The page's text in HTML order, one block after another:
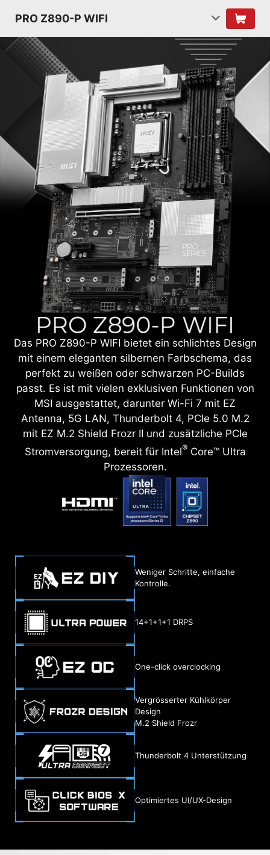
PRO Z890-P WIFI
Das PRO Z890-P WIFI bietet ein schlichtes Design
mit einem eleganten silbernen Farbschema, das
perfekt zu weißen oder schwarzen PC-Builds
passt. Es ist mit vielen exklusiven Funktionen von
MSI ausgestattet, darunter Wi-Fi 7 mit EZ
Antenna, 5G LAN, Thunderbolt 4, PCIe 5.0 M.2
mit EZ M.2 Shield Frozr II und zusätzliche PCIe
Stromversorgung, bereit für Intel®Core™ Ultra
Prozessoren.
Weniger Schritte, einfache
Kontrolle.
14+1+1+1 DRPS
One-click overclocking
Vergrösserter Kühlkörper
Design
M.2 Shield Frozr
Thunderbolt 4 Unterstützung
Optimiertes UI/UX-Design